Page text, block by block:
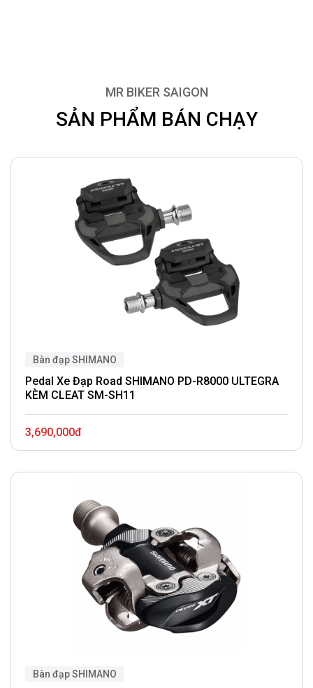
MR BIKER SAIGON
SẢN PHẨM BÁN CHẠY
Bàn đạp SHIMANO
Pedal Xe Đạp Road SHIMANO PD-R8000 ULTEGRA
KÈM CLEAT SM-SH11
3,690,000đ
Bàn đạp SHIMANO